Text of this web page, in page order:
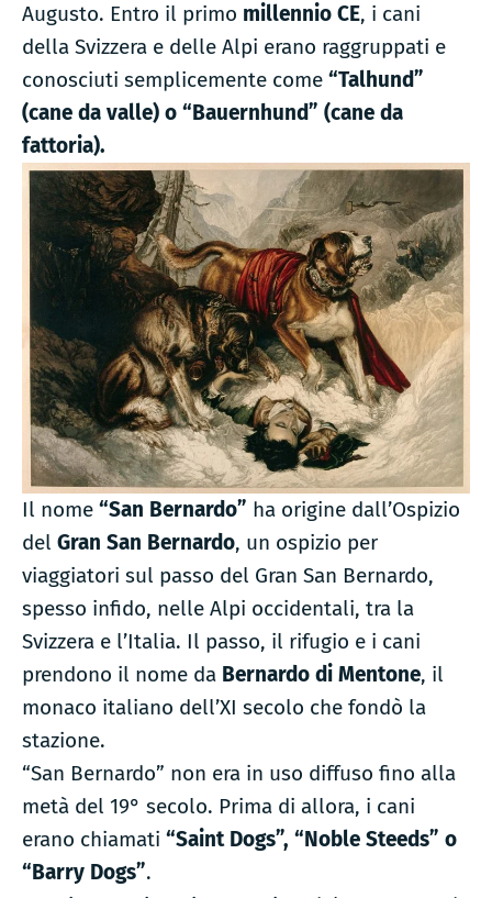
Augusto. Entro il primo millennio CE, i cani
della Svizzera e delle Alpi erano raggruppati e
conosciuti semplicemente come “Talhund”
(cane da valle) o “Bauernhund” (cane da
fattoria).
Il nome “San Bernardo” ha origine dall’Ospizio
del Gran San Bernardo, un ospizio per
viaggiatori sul passo del Gran San Bernardo,
spesso infido, nelle Alpi occidentali, tra la
Svizzera e l’Italia. Il passo, il rifugio e i cani
prendono il nome da Bernardo di Mentone, il
monaco italiano dell’XI secolo che fondò la
stazione.
“San Bernardo” non era in uso diffuso fino alla
metà del 19° secolo. Prima di allora, i cani
erano chiamati “Saint Dogs”, “Noble Steeds” o
“Barry Dogs”.